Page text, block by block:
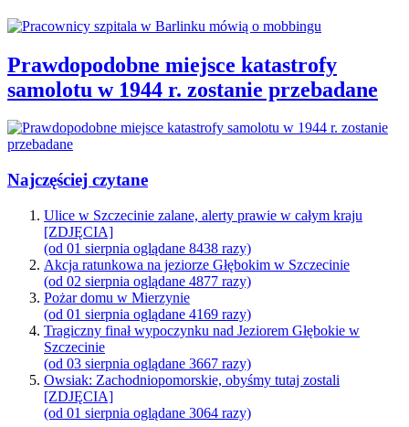
Prawdopodobne miejsce katastrofy
samolotu w 1944 r. zostanie przebadane
Najczęściej czytane
Ulice w Szczecinie zalane, alerty prawie w całym kraju
[ZDJĘCIA]
(od 01 sierpnia oglądane 8438 razy)
Akcja ratunkowa na jeziorze Głębokim w Szczecinie
(od 02 sierpnia oglądane 4877 razy)
Pożar domu w Mierzynie
(od 01 sierpnia oglądane 4169 razy)
Tragiczny finał wypoczynku nad Jeziorem Głębokie w
Szczecinie
(od 03 sierpnia oglądane 3667 razy)
Owsiak: Zachodniopomorskie, obyśmy tutaj zostali
[ZDJĘCIA]
(od 01 sierpnia oglądane 3064 razy)